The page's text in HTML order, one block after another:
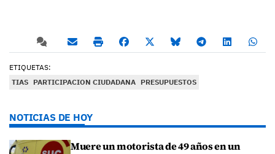
ETIQUETAS:
TIAS PARTICIPACION CIUDADANA PRESUPUESTOS
NOTICIAS DE HOY
Muere un motorista de 49 años en un